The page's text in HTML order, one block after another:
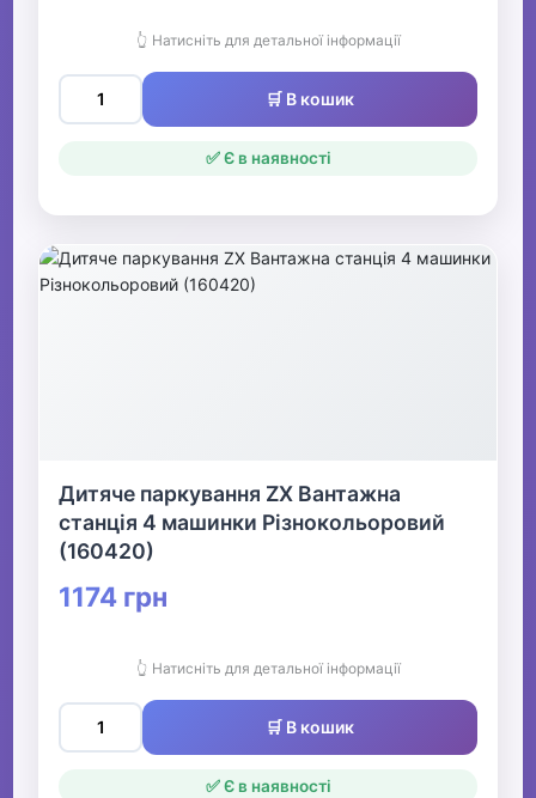
👆 Натисніть для детальної інформації
🛒 В кошик
✅ Є в наявності
Дитяче паркування ZX Вантажна
станція 4 машинки Різнокольоровий
(160420)
1174 грн
👆 Натисніть для детальної інформації
🛒 В кошик
✅ Є в наявності